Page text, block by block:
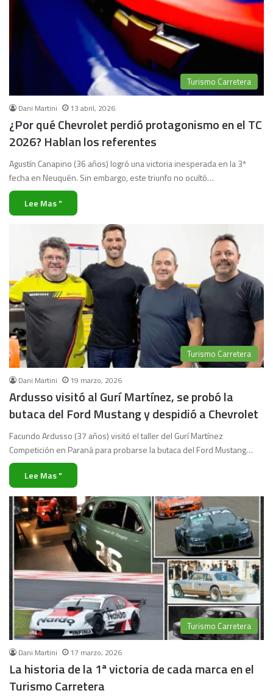
Turismo Carretera
Dani Martini 13 abril, 2026
¿Por qué Chevrolet perdió protagonismo en el TC
2026? Hablan los referentes
Agustín Canapino (36 años) logró una victoria inesperada en la 3ª
fecha en Neuquén. Sin embargo, este triunfo no ocultó…
Lee Mas "
Turismo Carretera
Dani Martini 19 marzo, 2026
Ardusso visitó al Gurí Martínez, se probó la
butaca del Ford Mustang y despidió a Chevrolet
Facundo Ardusso (37 años) visitó el taller del Gurí Martínez
Competición en Paraná para probarse la butaca del Ford Mustang…
Lee Mas "
Turismo Carretera
Dani Martini 17 marzo, 2026
La historia de la 1ª victoria de cada marca en el
Turismo Carretera